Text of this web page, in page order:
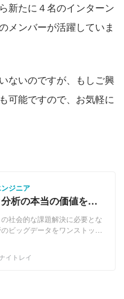
新たに４名のインターン
メンバーが活躍していま
ないのですが、もしご興
可能ですので、お気軽に
ジニア
析の本当の価値を示
ーバサイドエンジニ
社会的な課題解決に必要とな
ビッグデータをワンストップ
メインに、 ロケーションデー
イトレイ